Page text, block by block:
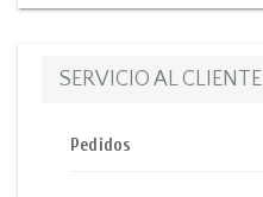
SERVICIO AL CLIENTE
Pedidos